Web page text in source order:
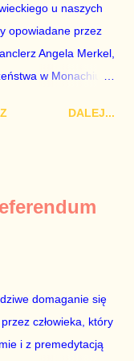
Znowu,
przed
do biur Solorza
Wewnętrznego, a
u naszych
opowiadane przez
Angela Merkel,
w Monachium.
zażenowanie. Było
gospodarczego
miał ciągnąć
dlatego, że nie
gospodarczej
to małe i
DALEJ...
domaganie się
człowieka, który
i z premedytacją